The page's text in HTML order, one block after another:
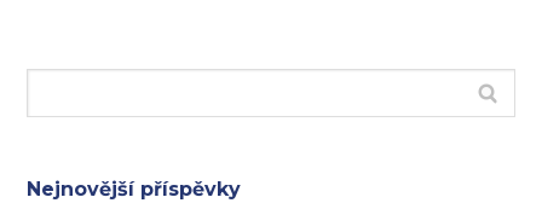
Nejnovější příspěvky